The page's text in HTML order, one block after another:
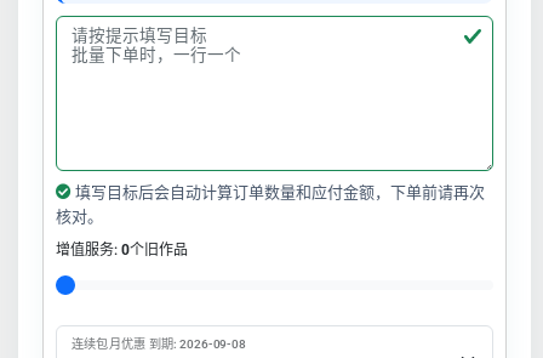
填写目标后会自动计算订单数量和应付金额，下单前请再次
核对。
增值服务: 0个旧作品
连续包月优惠 到期: 2026-09-08